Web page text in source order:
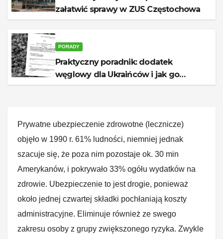
załatwić sprawy w ZUS Częstochowa
PORADY
Praktyczny poradnik: dodatek
węglowy dla Ukraińców i jak go
otrzymać
Prywatne ubezpieczenie zdrowotne (lecznicze)
objęło w 1990 r. 61% ludności, niemniej jednak
szacuje się, że poza nim pozostaje ok. 30 min
Amerykanów, i pokrywało 33% ogółu wydatków na
zdrowie. Ubezpieczenie to jest drogie, ponieważ
około jednej czwartej składki pochłaniają koszty
administracyjne. Eliminuje również ze swego
zakresu osoby z grupy zwiększonego ryzyka. Zwykle